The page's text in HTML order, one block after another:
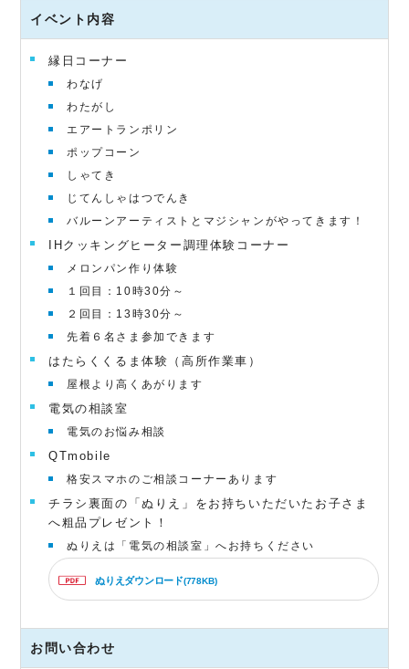
イベント内容
縁日コーナー
わなげ
わたがし
エアートランポリン
ポップコーン
しゃてき
じてんしゃはつでんき
バルーンアーティストとマジシャンがやってきます！
IHクッキングヒーター調理体験コーナー
メロンパン作り体験
１回目：10時30分～
２回目：13時30分～
先着６名さま参加できます
はたらくくるま体験（高所作業車）
屋根より高くあがります
電気の相談室
電気のお悩み相談
QTmobile
格安スマホのご相談コーナーあります
チラシ裏面の「ぬりえ」をお持ちいただいたお子さま
へ粗品プレゼント！
ぬりえは「電気の相談室」へお持ちください
ぬりえダウンロード(778KB)
お問い合わせ